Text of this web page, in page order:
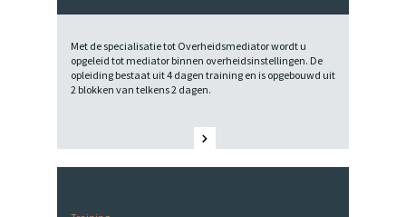
Met de specialisatie tot Overheidsmediator wordt u
opgeleid tot mediator binnen overheidsinstellingen. De
opleiding bestaat uit 4 dagen training en is opgebouwd uit
2 blokken van telkens 2 dagen.